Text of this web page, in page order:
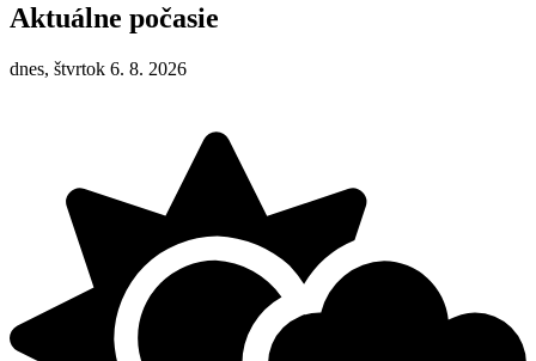
Aktuálne počasie
dnes, štvrtok 6. 8. 2026